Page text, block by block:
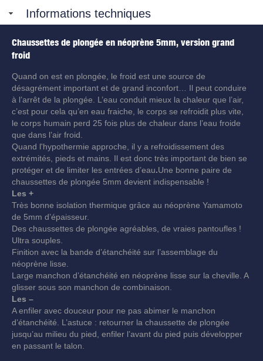
Informations techniques
Chaussettes de plongée en néoprène 5mm, version grand
froid
Quand on est en plongée, le froid est une source de
désagrément important et de grand inconfort… Il peut conduire
à l’arrêt de la plongée. L’eau conduit mieux la chaleur que l’air,
c’est pour cela qu’en eau fraiche, le corps se refroidit plus vite,
le corps humain perd 25 fois plus de chaleur dans l’eau froide
que dans l’air froid.
Quand l'hypothermie approche, il y a refroidissement des
extrémités, pieds et mains. Il est donc très important de bien se
protéger et de limiter les entrées d’eau.Une bonne paire de
chaussettes de plongée 5mm devient indispensable !
Les +
Très bonne isolation thermique grâce au néoprène Yamamoto
de 5mm d’épaisseur.
Des chaussettes de plongée agréables, de vraies pantoufles !
Ultra souples.
Finition avec la bande d’étanchéité sur l’assemblage du
néoprène lisse.
Large manchon d’étanchéité en néoprène lisse sur la cheville. A
glisser sous son manchon de combinaison.
Les –
A enfiler avec douceur pour ne pas abimer le manchon
d’étanchéité. L’astuce : retourner la chaussette de plongée
jusqu’au milieu du pied, enfiler l’avant du pied puis développer
en passant le talon.